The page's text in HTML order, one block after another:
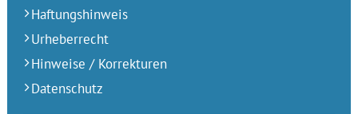
Haftungshinweis
Urheberrecht
Hinweise / Korrekturen
Datenschutz